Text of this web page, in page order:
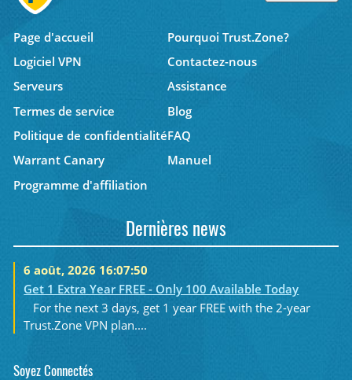
Page d'accueil
Pourquoi Trust.Zone?
Logiciel VPN
Contactez-nous
Serveurs
Assistance
Termes de service
Blog
Politique de confidentialitéFAQ
Warrant Canary
Manuel
Programme d'affiliation
Dernières news
6 août, 2026 16:07:50
Get 1 Extra Year FREE - Only 100 Available Today
For the next 3 days, get 1 year FREE with the 2-year
Trust.Zone VPN plan....
Soyez Connectés